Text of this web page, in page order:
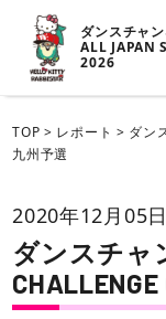
ダンスチャ
ALL JAPAN
2026
TOP > レポート > ダン
九州予選
2020年12月05日
ダンスチャ